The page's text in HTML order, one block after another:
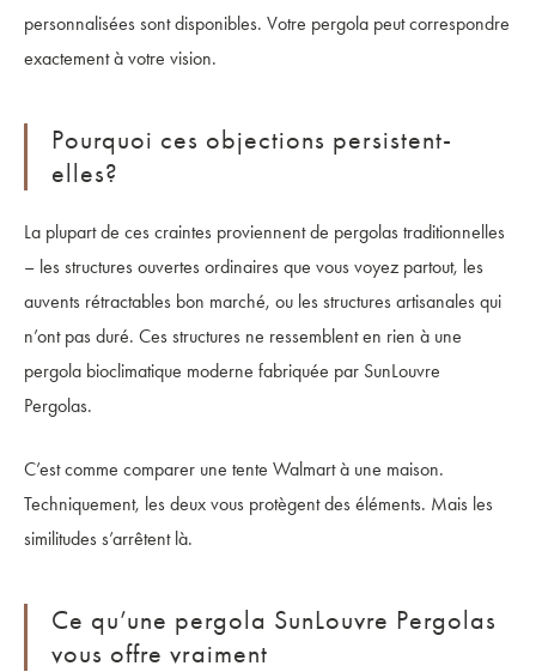
personnalisées sont disponibles. Votre pergola peut correspondre
exactement à votre vision.
Pourquoi ces objections persistent-
elles?
La plupart de ces craintes proviennent de pergolas traditionnelles
– les structures ouvertes ordinaires que vous voyez partout, les
auvents rétractables bon marché, ou les structures artisanales qui
n’ont pas duré. Ces structures ne ressemblent en rien à une
pergola bioclimatique moderne fabriquée par SunLouvre
Pergolas.
C’est comme comparer une tente Walmart à une maison.
Techniquement, les deux vous protègent des éléments. Mais les
similitudes s’arrêtent là.
Ce qu’une pergola SunLouvre Pergolas
vous offre vraiment